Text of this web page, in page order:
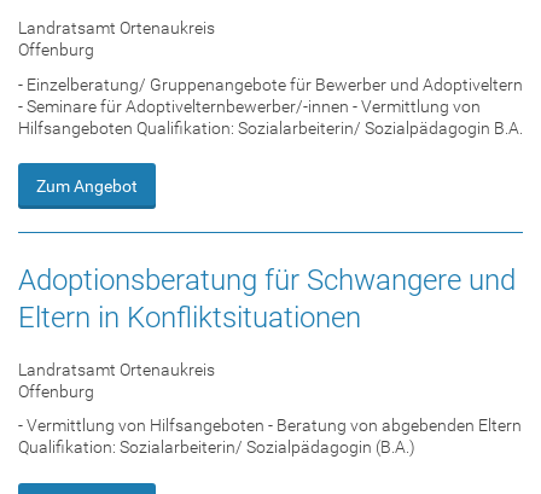
Landratsamt Ortenaukreis
Offenburg
- Einzelberatung/ Gruppenangebote für Bewerber und Adoptiveltern
- Seminare für Adoptivelternbewerber/-innen - Vermittlung von
Hilfsangeboten Qualifikation: Sozialarbeiterin/ Sozialpädagogin B.A.
Zum Angebot
Adoptionsberatung für Schwangere und
Eltern in Konfliktsituationen
Landratsamt Ortenaukreis
Offenburg
- Vermittlung von Hilfsangeboten - Beratung von abgebenden Eltern
Qualifikation: Sozialarbeiterin/ Sozialpädagogin (B.A.)